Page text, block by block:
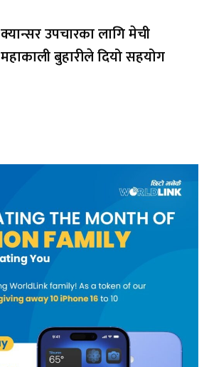
क्यान्सर उपचारका लागि मेची
महाकाली बुहारीले दियो सहयोग